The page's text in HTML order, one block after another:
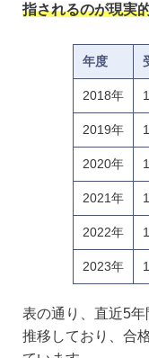
指されるのが現実
年度
2018年
2019年
2020年
2021年
2022年
2023年
表の通り、直近5年
推移しており、合